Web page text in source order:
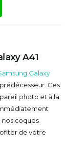
A41
Galaxy
prédécesseur. Ces
photo et à la
coques
de votre